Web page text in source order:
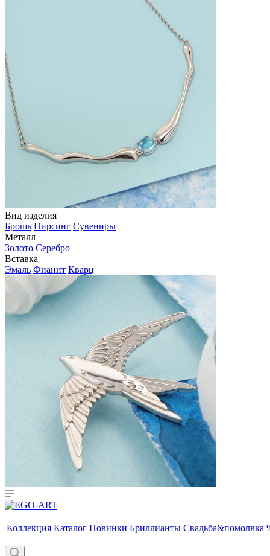
Вид изделия
Брошь Пирсинг Сувениры
Металл
Золото Серебро
Вставка
Эмаль Фианит Кварц
Коллекция Каталог Новинки Бриллианты Свадьба&помолвка